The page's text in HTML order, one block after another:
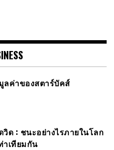
ลค่าของสตาร์บัคส์
วิด : ชนะอย่างไรภายในโลก
าเทียมกัน